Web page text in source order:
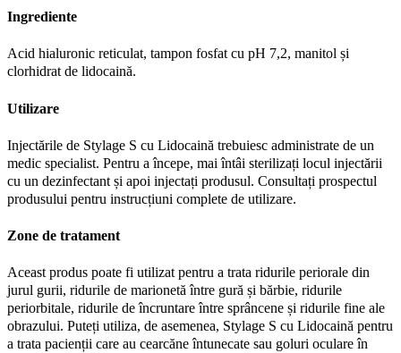
Ingrediente
Acid hialuronic reticulat, tampon fosfat cu pH 7,2, manitol și
clorhidrat de lidocaină.
Utilizare
Injectările de Stylage S cu Lidocaină trebuiesc administrate de un
medic specialist. Pentru a începe, mai întâi sterilizați locul injectării
cu un dezinfectant și apoi injectați produsul. Consultați prospectul
produsului pentru instrucțiuni complete de utilizare.
Zone de tratament
Aceast produs poate fi utilizat pentru a trata ridurile periorale din
jurul gurii, ridurile de marionetă între gură și bărbie, ridurile
periorbitale, ridurile de încruntare între sprâncene și ridurile fine ale
obrazului. Puteți utiliza, de asemenea, Stylage S cu Lidocaină pentru
a trata pacienții care au cearcăne întunecate sau goluri oculare în